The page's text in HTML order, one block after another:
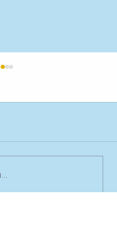
Regensdorf